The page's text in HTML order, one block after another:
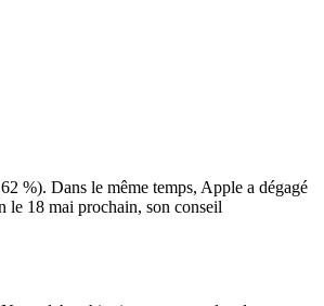
%). Dans le même temps, Apple a dégagé
le 18 mai prochain, son conseil